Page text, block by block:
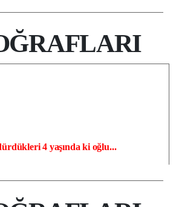
4 yaşında ki oğlu...